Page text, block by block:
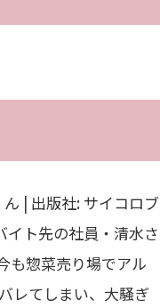
| 出版社: サイコロブ
イト先の社員・清水さ
も惣菜売り場でアル
レてしまい、大騒ぎ